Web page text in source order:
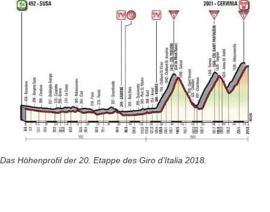
Das Höhenprofil der 20. Etappe des Giro d’Italia 2018.